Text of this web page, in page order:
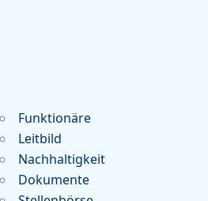
Funktionäre
Leitbild
Nachhaltigkeit
Dokumente